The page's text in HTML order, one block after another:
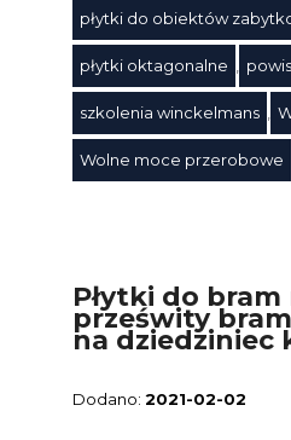
płytki do obiektów
płytki oktagonalne
szkolenia winckelmans
Wolne moce przerobowe
Płytki do bram
prześwity
na dziedziniec
2021-02-02